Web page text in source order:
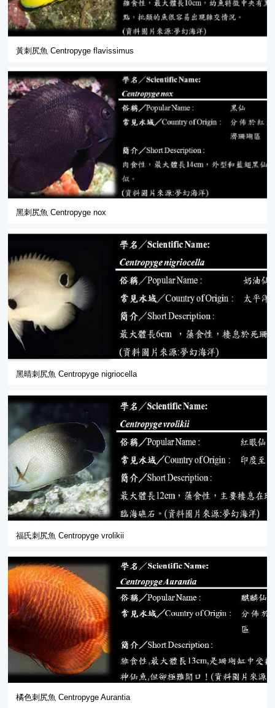
黃刺尻魚 Centropyge flavissimus
黑刺尻魚 Centropyge nox
黑晴刺尻魚 Centropyge nigriocella
福氏刺尻魚 Centropyge vrolikii
橘色刺尻魚 Centropyge Aurantia